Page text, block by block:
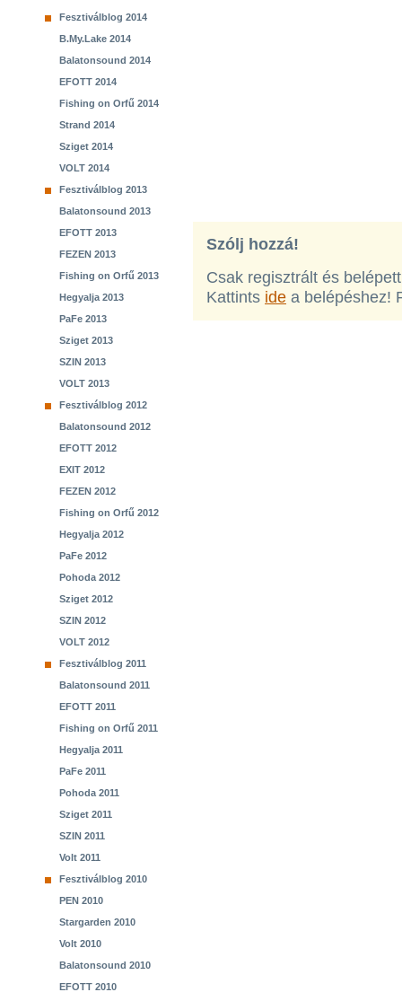
Fesztiválblog 2014
B.My.Lake 2014
Balatonsound 2014
EFOTT 2014
Fishing on Orfű 2014
Strand 2014
Sziget 2014
VOLT 2014
Fesztiválblog 2013
Balatonsound 2013
EFOTT 2013
FEZEN 2013
Fishing on Orfű 2013
Hegyalja 2013
PaFe 2013
Sziget 2013
SZIN 2013
VOLT 2013
Fesztiválblog 2012
Balatonsound 2012
EFOTT 2012
EXIT 2012
FEZEN 2012
Fishing on Orfű 2012
Hegyalja 2012
PaFe 2012
Pohoda 2012
Sziget 2012
SZIN 2012
VOLT 2012
Fesztiválblog 2011
Balatonsound 2011
EFOTT 2011
Fishing on Orfű 2011
Hegyalja 2011
PaFe 2011
Pohoda 2011
Sziget 2011
SZIN 2011
Volt 2011
Fesztiválblog 2010
PEN 2010
Stargarden 2010
Volt 2010
Balatonsound 2010
EFOTT 2010
Szólj hozzá!
Csak regisztrált és
Kattints ide a belépéshez!